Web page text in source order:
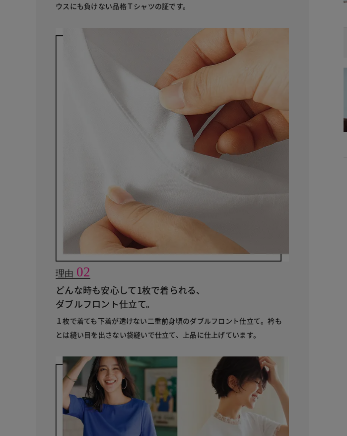
ウスにも負けない品格Ｔシャツの証です。
理由 02
どんな時も安心して1枚で着られる、
ダブルフロント仕立て。
１枚で着ても下着が透けない二重前身頃のダブルフロント仕立て。衿も
とは縫い目を出さない袋縫いで仕立て、上品に仕上げています。